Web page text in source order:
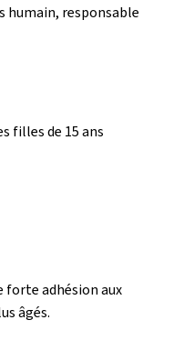
humain, responsable
filles de 15 ans
forte adhésion aux
âgés.